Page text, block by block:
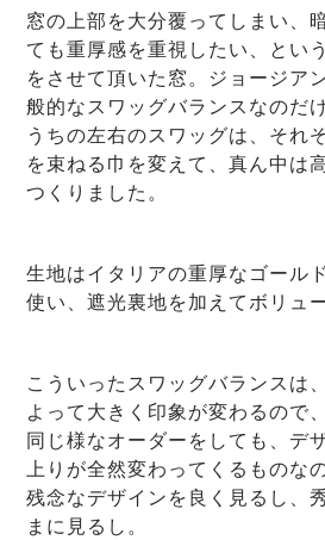
窓の上部を大分覆ってしまい、
ても重厚感を重視したい、とい
をさせて頂いた窓。ジョージア
般的なスワッグバランスなのだ
うちの左右のスワッグは、それ
を束ねる巾を変えて、真ん中は
つくりました。
生地はイタリアの重厚なゴール
使い、遮光裏地を加えてボリュ
こういったスワッグバランスは
よって大きく印象が変わるので
同じ様なオーダーをしても、デ
上りが全然変わってくるものな
残念なデザインを良く見るし、
まに見るし。